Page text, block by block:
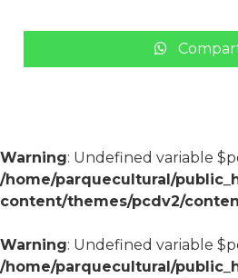
Warning: Undefined variable
/home/parquecultural/
content/themes/pcdv2/
Warning: Undefined variable
/home/parquecultural/